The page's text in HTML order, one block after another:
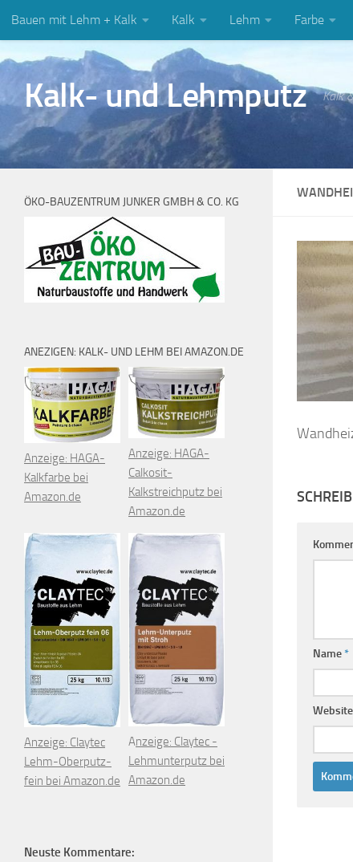
Zum Inhalt springen
Bauen mit Lehm + Kalk Kalk Lehm Farbe
Kalk- und Lehmputz Kalk
Name*
Website
ÖKO-BAUZENTRUM JUNKER GMBH & CO. KG
ANEZIGEN: KALK- UND LEHM BEI AMAZON.DE
Anzeige: HAGA-
Kalkfarbe bei
Amazon.de
Anzeige: HAGA-
Calkosit-
Kalkstreichputz bei
Amazon.de
Anzeige: Claytec
Lehm-Oberputz-
fein bei Amazon.de
Anzeige: Claytec -
Lehmunterputz bei
Amazon.de
Neuste Kommentare: